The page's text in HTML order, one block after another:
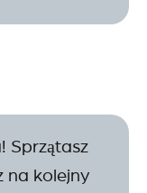
Sprzątasz
na kolejny